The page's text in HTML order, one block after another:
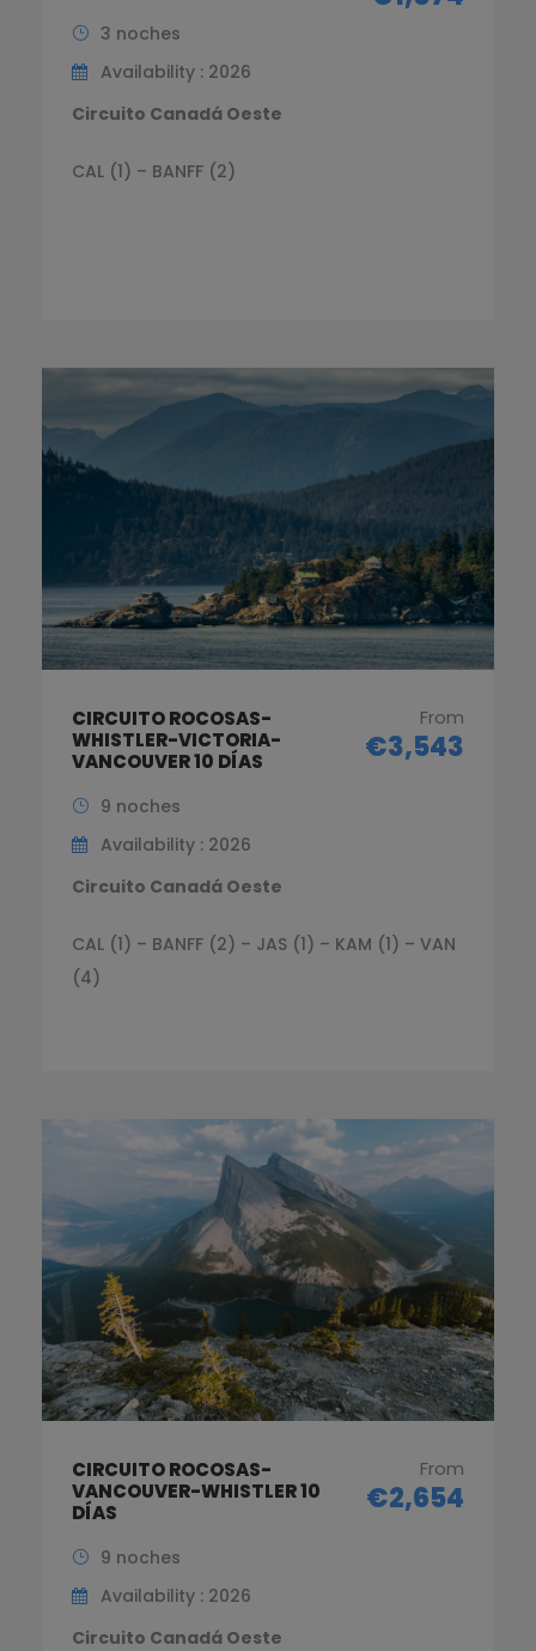
3 noches
Availability : 2026
Circuito Canadá Oeste
CAL (1) – BANFF (2)
CIRCUITO ROCOSAS-
WHISTLER-VICTORIA-
VANCOUVER 10 DÍAS
From
€3,543
9 noches
Availability : 2026
Circuito Canadá Oeste
CAL (1) – BANFF (2) – JAS (1) – KAM (1) – VAN
(4)
CIRCUITO ROCOSAS-
VANCOUVER-WHISTLER 10
DÍAS
From
€2,654
9 noches
Availability : 2026
Circuito Canadá Oeste